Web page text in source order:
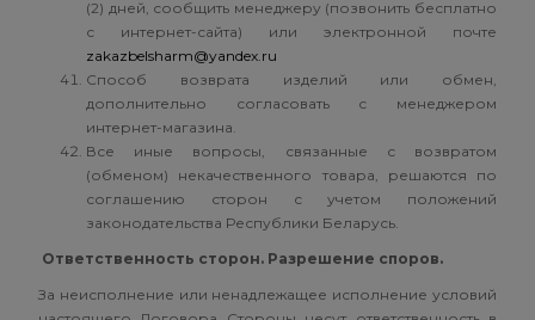
(2) дней, сообщить менеджеру (позвонить бесплатно
с интернет-сайта) или электронной почте
zakazbelsharm@yandex.ru
Способ возврата изделий или обмен,
дополнительно согласовать с менеджером
интернет-магазина.
Все иные вопросы, связанные с возвратом
(обменом) некачественного товара, решаются по
соглашению сторон с учетом положений
законодательства Республики Беларусь.
Ответственность сторон. Разрешение споров.
За неисполнение или ненадлежащее исполнение условий